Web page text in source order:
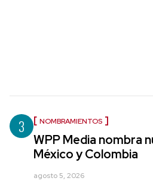
3 NOMBRAMIENTOS
WPP Media nombra
México y Colombia
agosto 5, 2026